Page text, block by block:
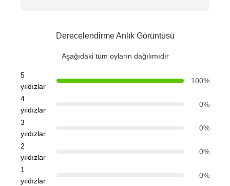
Derecelendirme Anlık Görüntüsü
Aşağıdaki tüm oyların dağılımıdır
5
yıldızlar
100%
4
yıldızlar
0%
3
yıldızlar
0%
2
yıldızlar
0%
1
yıldızlar
0%